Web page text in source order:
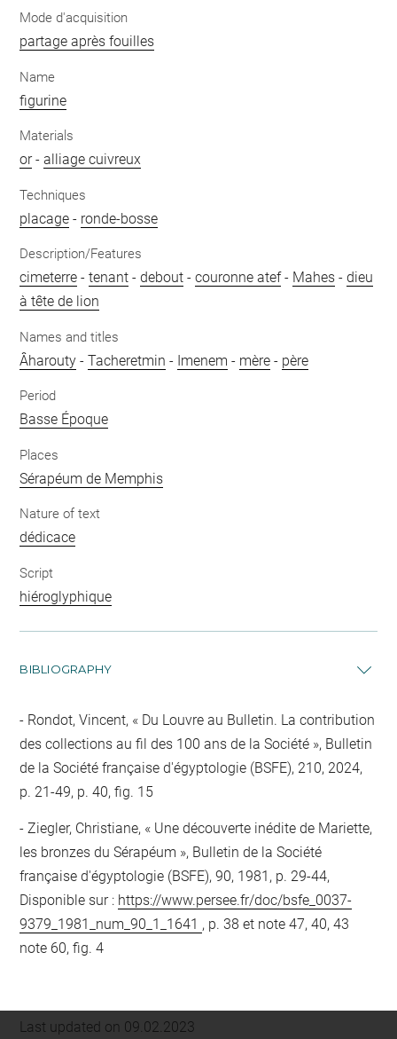
Mode d'acquisition
partage après fouilles
Name
figurine
Materials
or-alliage cuivreux
Techniques
placage - ronde-bosse
Description/Features
cimeterre -tenant -debout -couronne atef- Mahes -dieu
à tête de lion
Names and titles
Âharouty -Tacheretmin - Imenem - mère - père
Period
Basse Époque
Places
Sérapéum de Memphis
Nature of text
dédicace
Script
hiéroglyphique
BIBLIOGRAPHY
Rondot, Vincent, « Du Louvre au Bulletin. La contribution
des collections au fil des 100 ans de la Société », Bulletin
de la Société française d'égyptologie (BSFE), 210, 2024,
p. 21-49, p. 40, fig. 15
Ziegler, Christiane, « Une découverte inédite de Mariette,
les bronzes du Sérapéum », Bulletin de la Société
française d'égyptologie (BSFE), 90, 1981, p. 29-44,
Disponible sur : https://www.persee.fr/doc/bsfe_0037-
9379_1981_num_90_1_1641 , p. 38 et note 47, 40, 43
note 60, fig. 4
Last updated on 09.02.2023